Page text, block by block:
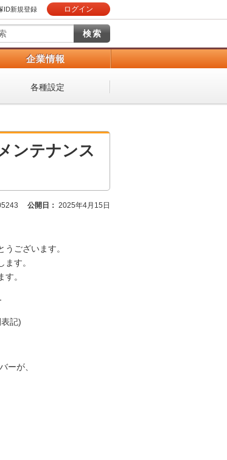
ID新規登録 ログイン
企業情報
各種設定
ンテナンス
公開日： 2025年4月15日
ございます。
す。
。
記)
ーが、